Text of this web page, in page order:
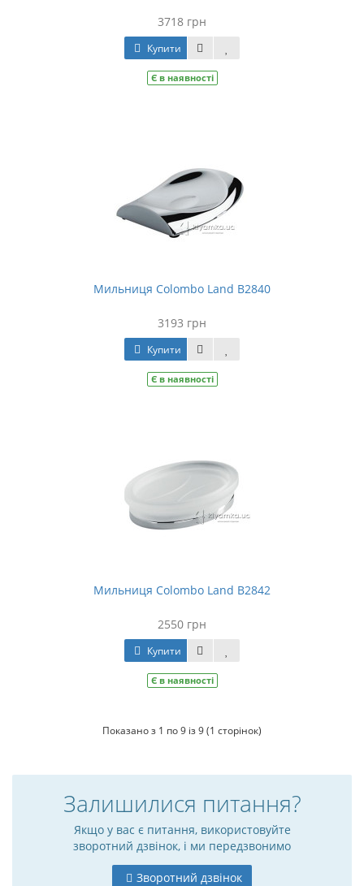
3718 грн
Купити
Є в наявності
Мильниця Colombo Land B2840
3193 грн
Купити
Є в наявності
Мильниця Colombo Land B2842
2550 грн
Купити
Є в наявності
Показано з 1 по 9 із 9 (1 сторінок)
Залишилися питання?
Якщо у вас є питання, використовуйте
зворотний дзвінок, і ми передзвонимо
Зворотний дзвінок